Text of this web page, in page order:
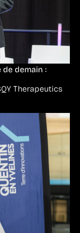
demain :
Therapeutics